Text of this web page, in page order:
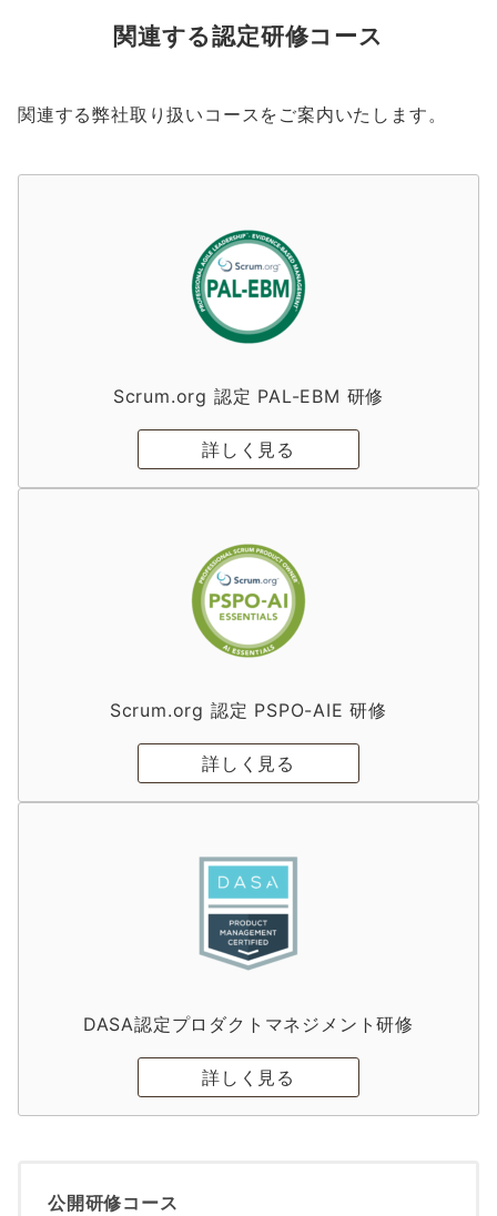
関連する認定研修コース
関連する弊社取り扱いコースをご案内いたします。
Scrum.org 認定 PAL-EBM 研修
詳しく見る
Scrum.org 認定 PSPO-AIE 研修
詳しく見る
DASA認定プロダクトマネジメント研修
詳しく見る
公開研修コース